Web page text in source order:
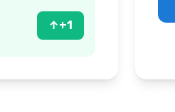
↑+1